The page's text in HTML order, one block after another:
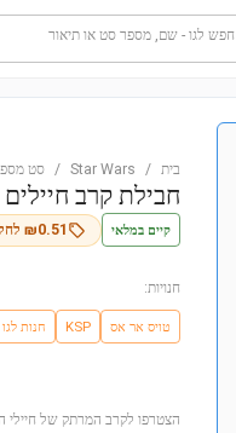
חפש לגו - שם, מספר סט או תיאור
בית /
Star Wars
/ סט
חבילת קרב חיילים
קיים במלאי ₪0.51
חנויות:
טויס אר אס KSP חנות